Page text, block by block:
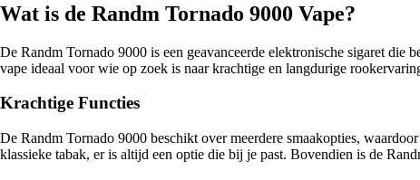
Wat is de Randm Tornado 9000 Vape?
De Randm Tornado 9000 is een geavanceerde elektronische sigaret
vape ideaal voor wie op zoek is naar krachtige en langdurige
Krachtige Functies
De Randm Tornado 9000 beschikt over meerdere smaakopties,
klassieke tabak, er is altijd een optie die bij je past. Bovendien is de